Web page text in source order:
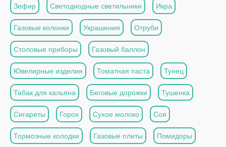
Зефир Светодиодные светильники Икра
Газовые колонки Украшения Отруби
Столовые приборы Газовый баллон
Ювелирные изделия Томатная паста Тунец
Табак для кальяна Беговые дорожки Тушенка
Сигареты Горох Сухое молоко Соя
Тормозные колодки Газовые плиты Помидоры